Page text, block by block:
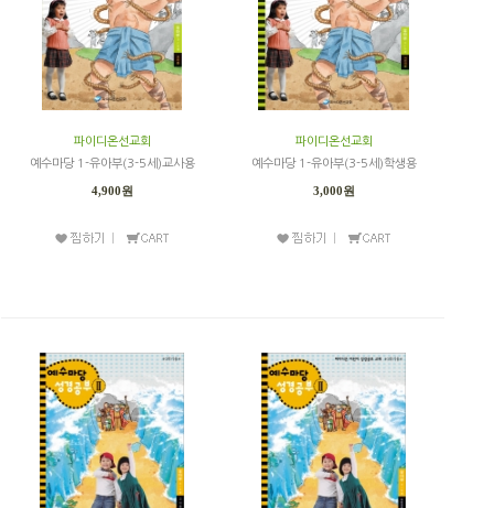
파이디온선교회
예수마당 1-유아부(3-5세)교사용
4,900원
파이디온선교회
예수마당 1-유아부(3-5세)학생용
3,000원